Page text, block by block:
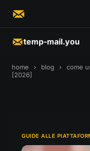
temp-mail.you
home › blog ›
come
[2026]
GUIDE ALLE